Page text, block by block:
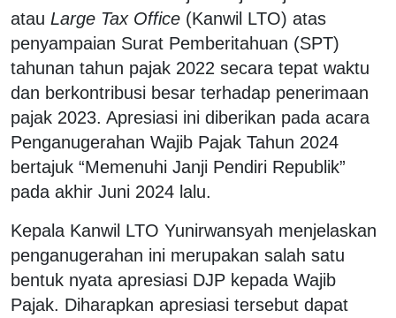
atau Large Tax Office (Kanwil LTO) atas
penyampaian Surat Pemberitahuan (SPT)
tahunan tahun pajak 2022 secara tepat waktu
dan berkontribusi besar terhadap penerimaan
pajak 2023. Apresiasi ini diberikan pada acara
Penganugerahan Wajib Pajak Tahun 2024
bertajuk “Memenuhi Janji Pendiri Republik”
pada akhir Juni 2024 lalu.
Kepala Kanwil LTO Yunirwansyah menjelaskan
penganugerahan ini merupakan salah satu
bentuk nyata apresiasi DJP kepada Wajib
Pajak. Diharapkan apresiasi tersebut dapat